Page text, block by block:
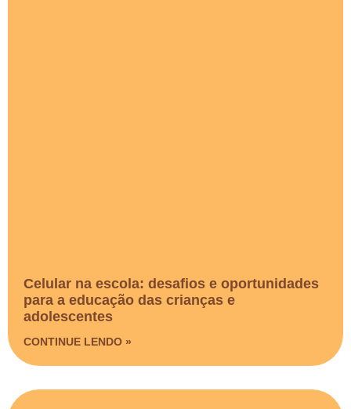
Celular na escola: desafios e oportunidades
para a educação das crianças e
adolescentes
CONTINUE LENDO »